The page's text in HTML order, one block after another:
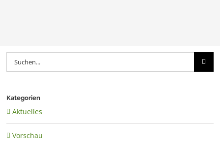
Suche
nach:
Kategorien
Aktuelles
Vorschau